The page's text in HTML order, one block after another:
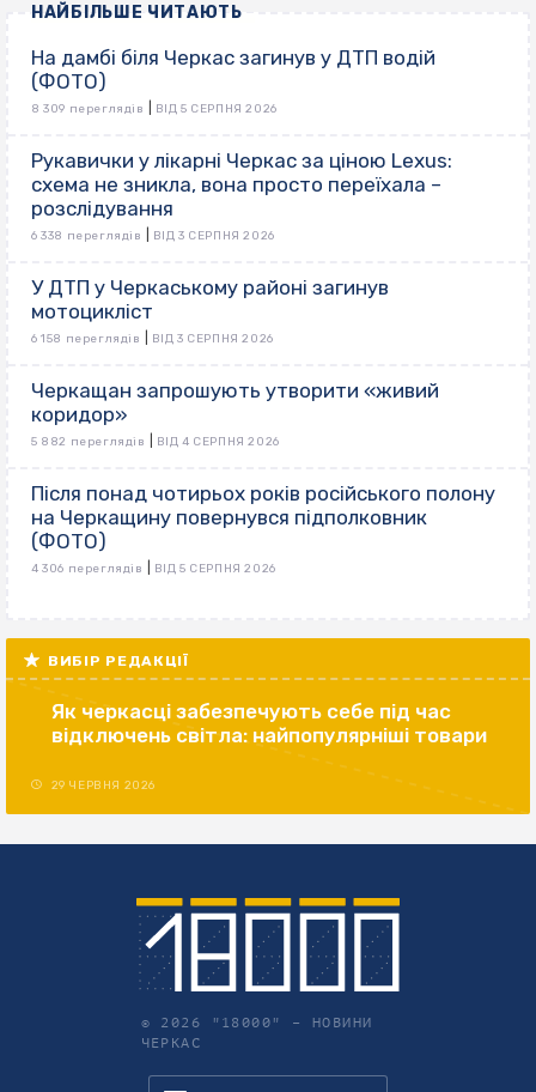
НАЙБІЛЬШЕ ЧИТАЮТЬ
На дамбі біля Черкас загинув у ДТП водій
(ФОТО)
8 309 переглядів ВІД 5 СЕРПНЯ 2026
Рукавички у лікарні Черкас за ціною Lexus:
схема не зникла, вона просто переїхала –
розслідування
6 338 переглядів ВІД 3 СЕРПНЯ 2026
У ДТП у Черкаському районі загинув
мотоцикліст
6 158 переглядів ВІД 3 СЕРПНЯ 2026
Черкащан запрошують утворити «живий
коридор»
5 882 переглядів ВІД 4 СЕРПНЯ 2026
Після понад чотирьох років російського полону
на Черкащину повернувся підполковник
(ФОТО)
4 306 переглядів ВІД 5 СЕРПНЯ 2026
ВИБІР РЕДАКЦІЇ
Як черкасці забезпечують себе під час
відключень світла: найпопулярніші товари
29 ЧЕРВНЯ 2026
© 2026 "18000" – НОВИНИ
ЧЕРКАС